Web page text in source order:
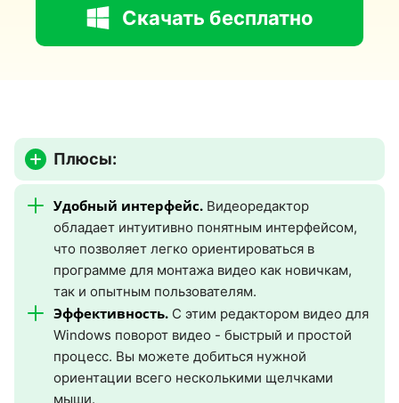
Скачать бесплатно
Плюсы:
Удобный интерфейс. Видеоредактор
обладает интуитивно понятным интерфейсом,
что позволяет легко ориентироваться в
программе для монтажа видео как новичкам,
так и опытным пользователям.
Эффективность. С этим редактором видео для
Windows поворот видео - быстрый и простой
процесс. Вы можете добиться нужной
ориентации всего несколькими щелчками
мыши.